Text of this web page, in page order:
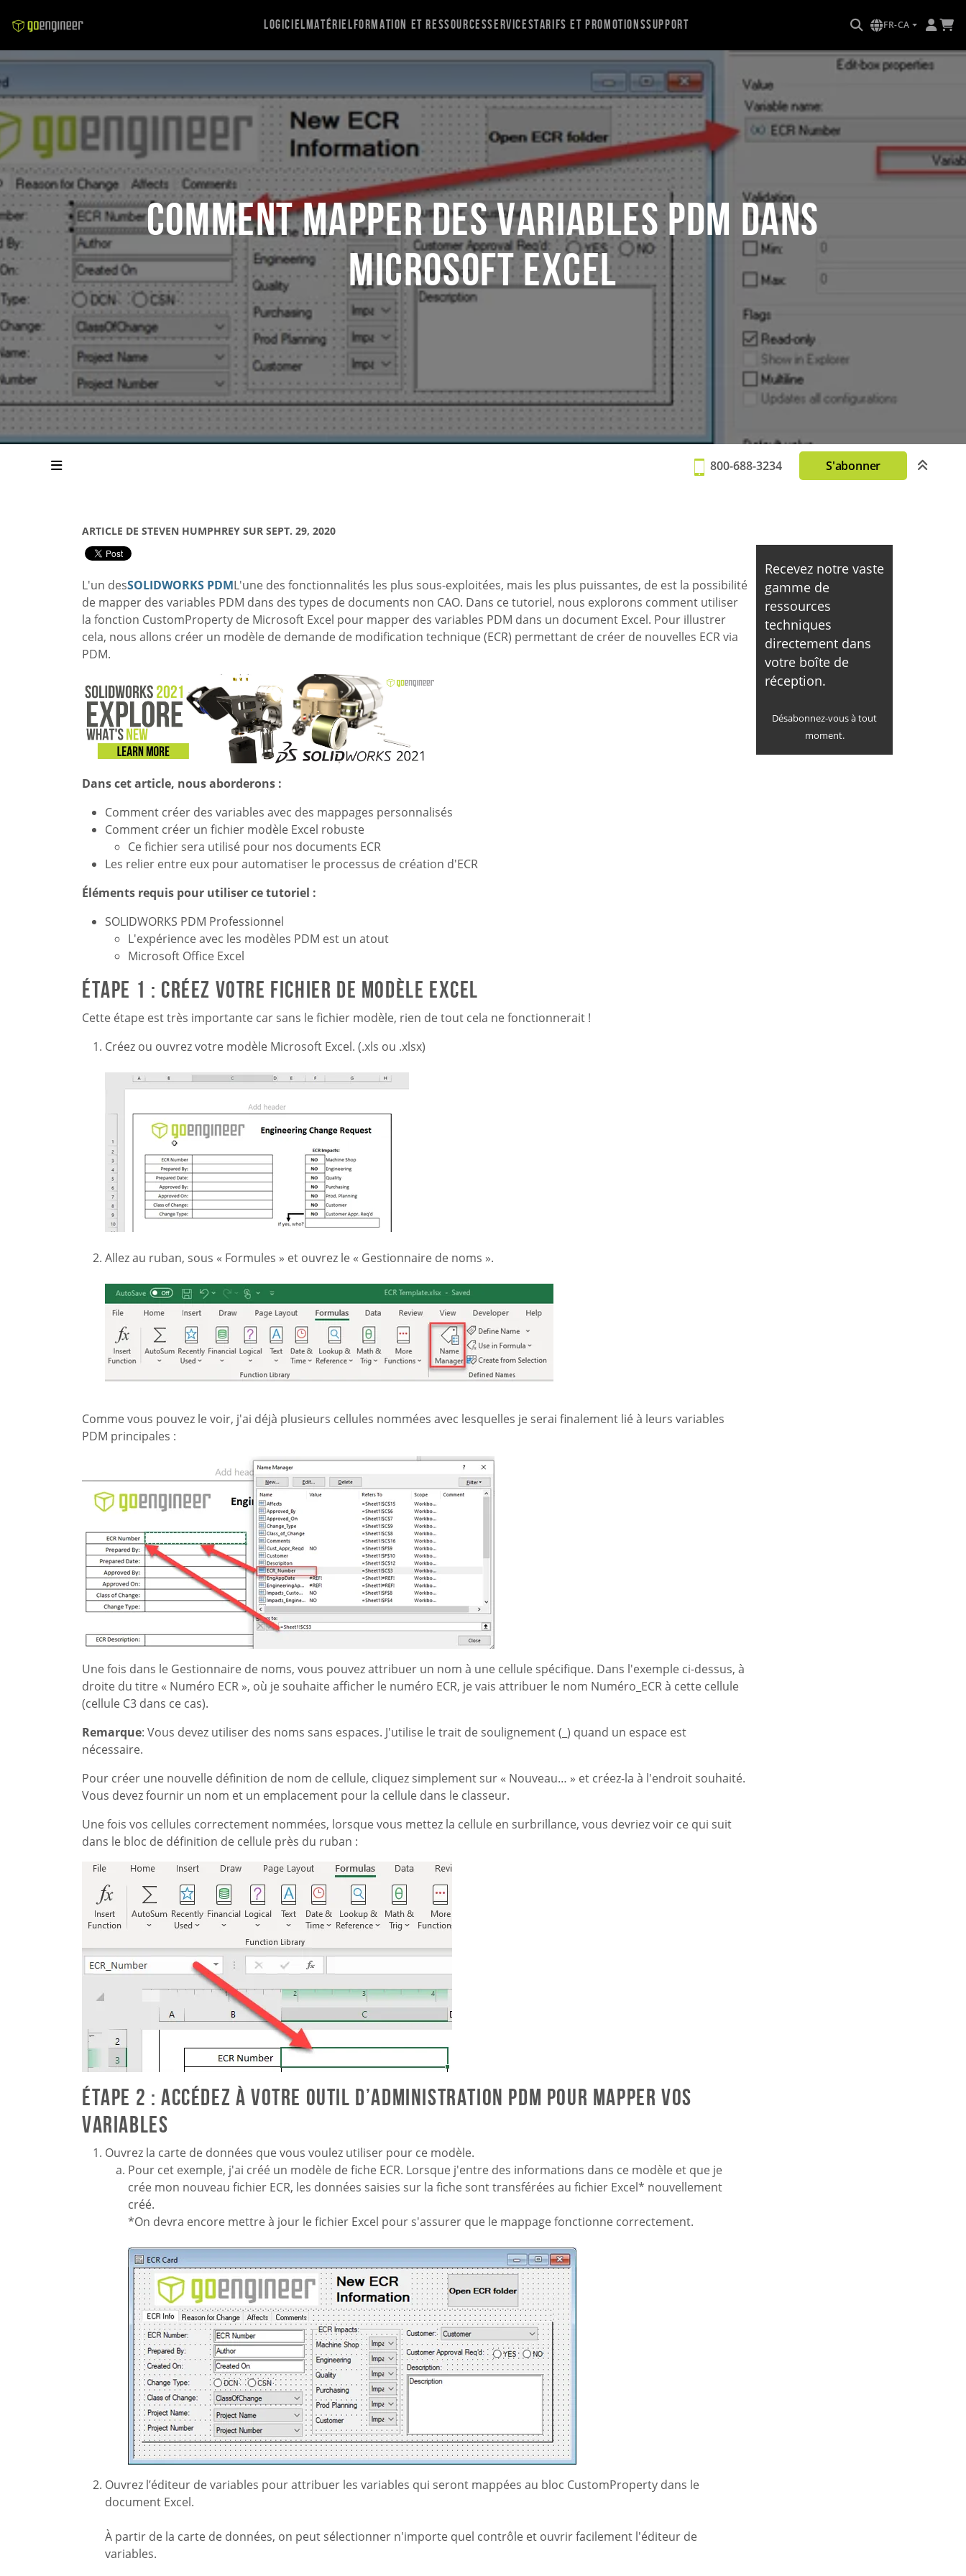
LogicielMatérielFormation et ressourcesServicesTarifs et promotionsSupport FR-CA
Comment mapper des variables PDM dans
Microsoft Excel
800-688-3234 S'abonner
ARTICLE DE STEVEN HUMPHREY SUR SEPT. 29, 2020
L'un desSOLIDWORKS PDML'une des fonctionnalités les plus sous-exploitées, mais les plus puissantes, de est la possibilité
de mapper des variables PDM dans des types de documents non CAO. Dans ce tutoriel, nous explorons comment utiliser
la fonction CustomProperty de Microsoft Excel pour mapper des variables PDM dans un document Excel. Pour illustrer
cela, nous allons créer un modèle de demande de modification technique (ECR) permettant de créer de nouvelles ECR via
PDM.
Dans cet article, nous aborderons :
Comment créer des variables avec des mappages personnalisés
Comment créer un fichier modèle Excel robuste
Ce fichier sera utilisé pour nos documents ECR
Les relier entre eux pour automatiser le processus de création d'ECR
Éléments requis pour utiliser ce tutoriel :
SOLIDWORKS PDM Professionnel
L'expérience avec les modèles PDM est un atout
Microsoft Office Excel
Étape 1 : Créez votre fichier de modèle Excel
Cette étape est très importante car sans le fichier modèle, rien de tout cela ne fonctionnerait !
Créez ou ouvrez votre modèle Microsoft Excel. (.xls ou .xlsx)
Allez au ruban, sous « Formules » et ouvrez le « Gestionnaire de noms ».
Comme vous pouvez le voir, j'ai déjà plusieurs cellules nommées avec lesquelles je serai finalement lié à leurs variables
PDM principales :
Une fois dans le Gestionnaire de noms, vous pouvez attribuer un nom à une cellule spécifique. Dans l'exemple ci-dessus, à
droite du titre « Numéro ECR », où je souhaite afficher le numéro ECR, je vais attribuer le nom Numéro_ECR à cette cellule
(cellule C3 dans ce cas).
Remarque: Vous devez utiliser des noms sans espaces. J'utilise le trait de soulignement (_) quand un espace est
nécessaire.
Pour créer une nouvelle définition de nom de cellule, cliquez simplement sur « Nouveau… » et créez-la à l'endroit souhaité.
Vous devez fournir un nom et un emplacement pour la cellule dans le classeur.
Une fois vos cellules correctement nommées, lorsque vous mettez la cellule en surbrillance, vous devriez voir ce qui suit
dans le bloc de définition de cellule près du ruban :
Étape 2 : Accédez à votre outil d’administration PDM pour mapper vos
variables
Ouvrez la carte de données que vous voulez utiliser pour ce modèle.
Pour cet exemple, j'ai créé un modèle de fiche ECR. Lorsque j'entre des informations dans ce modèle et que je
crée mon nouveau fichier ECR, les données saisies sur la fiche sont transférées au fichier Excel* nouvellement
créé.
*On devra encore mettre à jour le fichier Excel pour s'assurer que le mappage fonctionne correctement.
Ouvrez l’éditeur de variables pour attribuer les variables qui seront mappées au bloc CustomProperty dans le
document Excel.
À partir de la carte de données, on peut sélectionner n'importe quel contrôle et ouvrir facilement l'éditeur de
variables.
Recevez notre vaste
gamme de
ressources
techniques
directement dans
votre boîte de
réception.
Désabonnez-vous à tout
moment.